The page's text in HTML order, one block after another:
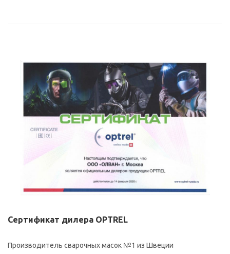
Сертификат дилера OPTREL
Производитель сварочных масок №1 из Швеции